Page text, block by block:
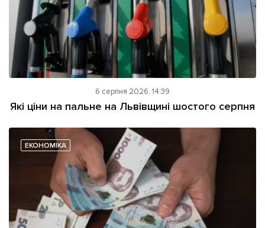
6 серпня 2026, 14:39
Які ціни на пальне на Львівщині шостого серпня
ЕКОНОМІКА